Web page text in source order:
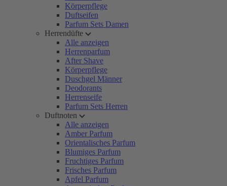
Körperpflege
Duftseifen
Parfum Sets Damen
Herrendüfte
Alle anzeigen
Herrenparfum
After Shave
Körperpflege
Duschgel Männer
Deodorants
Herrenseife
Parfum Sets Herren
Duftnoten
Alle anzeigen
Amber Parfum
Orientalisches Parfum
Blumiges Parfum
Fruchtiges Parfum
Frisches Parfum
Apfel Parfum